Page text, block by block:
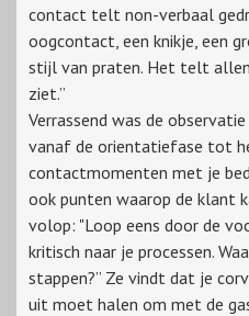
contact telt non-verbaal
oogcontact, een knikje, een
stijl van praten. Het telt
ziet.”
Verrassend was de
vanaf de orientatiefase tot
contactmomenten met je
ook punten waarop de klant
volop: "Loop eens door de
kritisch naar je processen.
stappen?” Ze vindt dat je
uit moet halen om met de